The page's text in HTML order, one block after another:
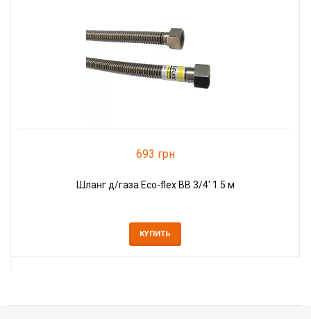
693 грн
Шланг д/газа Eco-flex ВВ 3/4' 1.5 м
КУПИТЬ